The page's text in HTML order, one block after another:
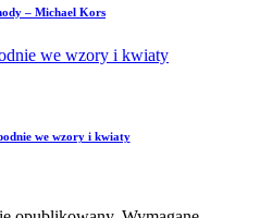
– Michael Kors
we wzory i kwiaty